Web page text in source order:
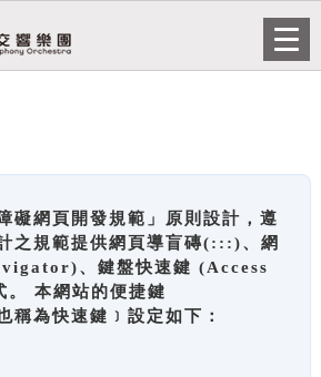
礙網頁開發規範」原則設計，遵
之規範提供網頁導盲磚(:::)、網
、鍵盤快速鍵 (Access
本網站的便捷鍵
稱為快速鍵﹞設定如下：